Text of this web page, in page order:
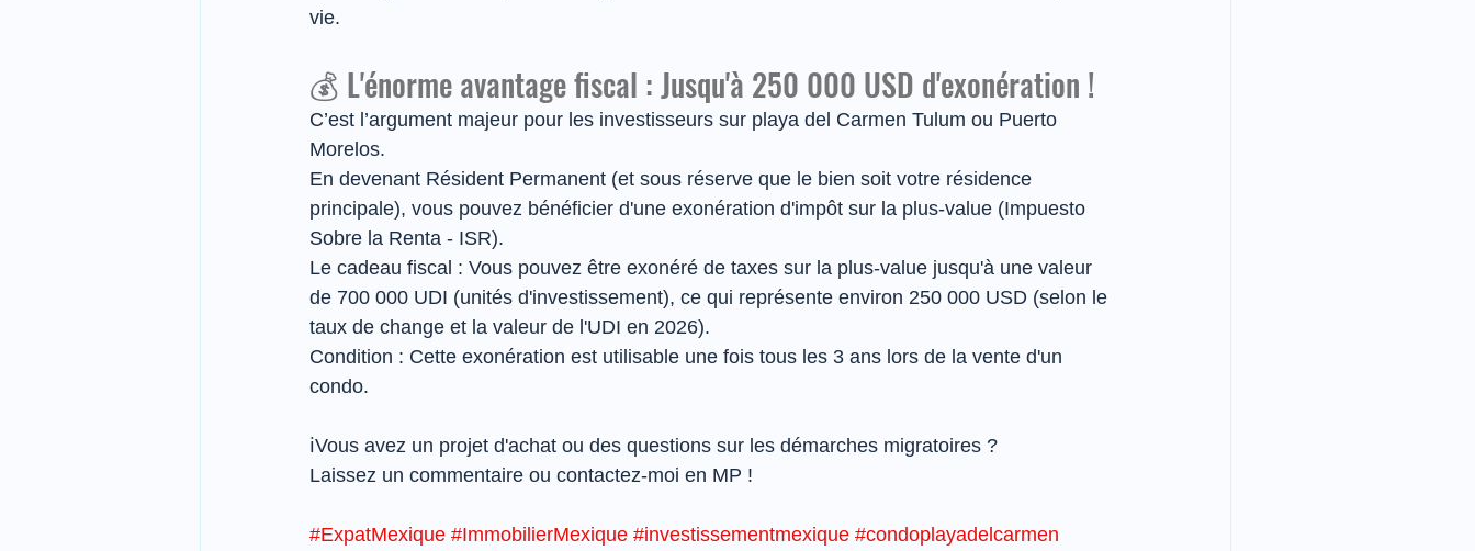
vie.
💰 L'énorme avantage fiscal : Jusqu'à 250 000 USD d'exonération !
C’est l’argument majeur pour les investisseurs sur playa del Carmen Tulum ou Puerto
Morelos.
En devenant Résident Permanent (et sous réserve que le bien soit votre résidence
principale), vous pouvez bénéficier d'une exonération d'impôt sur la plus-value (Impuesto
Sobre la Renta - ISR).
Le cadeau fiscal : Vous pouvez être exonéré de taxes sur la plus-value jusqu'à une valeur
de 700 000 UDI (unités d'investissement), ce qui représente environ 250 000 USD (selon le
taux de change et la valeur de l'UDI en 2026).
Condition : Cette exonération est utilisable une fois tous les 3 ans lors de la vente d'un
condo.
ℹ️Vous avez un projet d'achat ou des questions sur les démarches migratoires ?
Laissez un commentaire ou contactez-moi en MP !
#ExpatMexique #ImmobilierMexique #investissementmexique #condoplayadelcarmen